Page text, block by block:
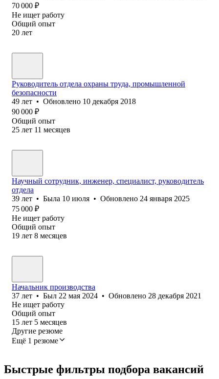
70 000 ₽
Не ищет работу
Общий опыт
20 лет
Руководитель отдела охраны труда, промышленной
безопасности
49 лет • Обновлено 10 декабря 2018
90 000 ₽
Общий опыт
25 лет 11 месяцев
Научный сотрудник, инженер, специалист, руководитель
отдела
39 лет • Была 10 июля • Обновлено 24 января 2025
75 000 ₽
Не ищет работу
Общий опыт
19 лет 8 месяцев
Начальник производства
37 лет • Был 22 мая 2024 • Обновлено 28 декабря 2021
Не ищет работу
Общий опыт
15 лет 5 месяцев
Другие резюме
Ещё 1 резюме
Быстрые фильтры подбора вакансий